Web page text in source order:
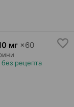
мг ×60
без рецепта